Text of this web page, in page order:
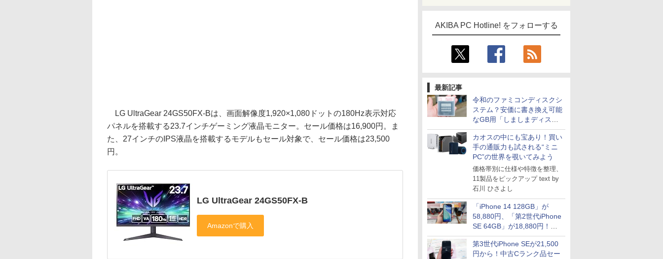
AKIBA PC Hotline! をフォローする
最新記事
令和のファミコンディスクシ
ステム？安価に書き換え可能
なGB用「しましまディスク
システム」
カオスの中にも宝あり！買い
手の通販力も試される“ミニ
PC”の世界を覗いてみよう
価格帯別に仕様や特徴を整理、
11製品をピックアップ text by
石川 ひさよし
「iPhone 14 128GB」が
58,880円、「第2世代iPhone
SE 64GB」が18,880円！中
古Bランク品セール
第3世代iPhone SEが21,500
円から！中古Cランク品セー
LG UltraGear 24GS50FX-Bは、画面解像度1,920×1,080ドットの180Hz表示対応
パネルを搭載する23.7インチゲーミング液晶モニター。セール価格は16,900円。ま
た、27インチのIPS液晶を搭載するモデルもセール対象で、セール価格は23,500
円。
LG UltraGear 24GS50FX-B